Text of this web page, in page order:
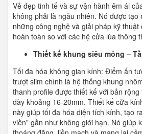
Vẻ đẹp tinh tế và sự vận hành êm ái
không phải là ngẫu nhiên. Nó được
những công nghệ và giải pháp kỹ thuật
hoàn toàn so với các hệ cửa lùa thông
Thiết kế khung siêu mỏng –
Tối đa hóa không gian kính: Điểm ấn
trượt slim chính là hệ thống khung
thanh profile được thiết kế với bản
dày khoảng 16-20mm. Thiết kế cửa
này giúp tối đa hóa diện tích kính, tạo
viền” gần như không giới hạn. Nó giúp